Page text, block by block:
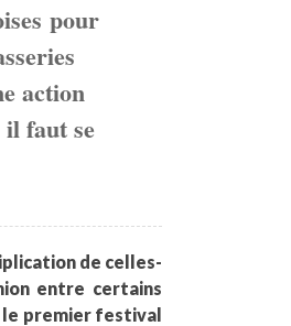
pour
action
faut se
de celles-
entre certains
premier festival